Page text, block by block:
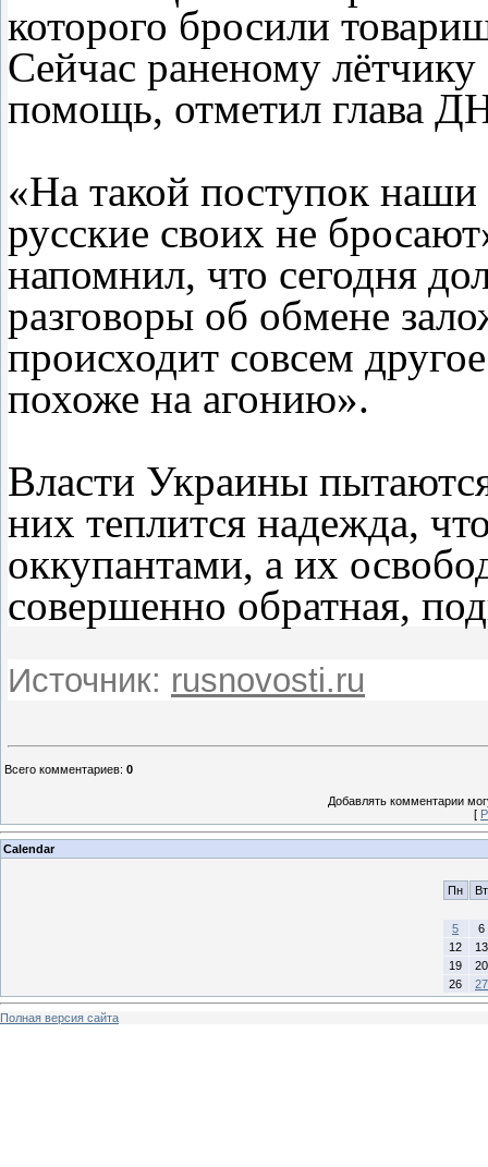
которого бросили
Сейчас раненому
помощь, отметил глава
«На такой поступок
русские своих не
напомнил, что сегодня
разговоры об обмене
происходит совсем
похоже на агонию».
Власти Украины
них теплится надежда,
оккупантами, а их
совершенно обратная,
Источник: rusnovosti.ru
Всего комментариев: 0
Добавлять комментарии
[
Calendar
Пн Вт
5
6
12
13
19
20
26
27
Полная версия сайта